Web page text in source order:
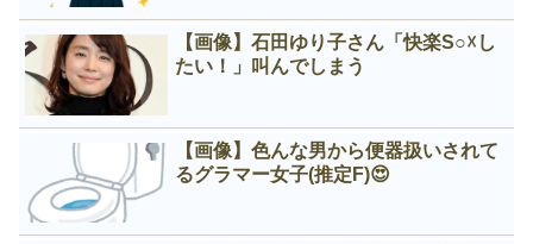
【画像】石田ゆり子さん「快楽S○☓し
たい！」叫んでしまう
【画像】色んな男から便器扱いされて
るグラマー女子(推定F)😍